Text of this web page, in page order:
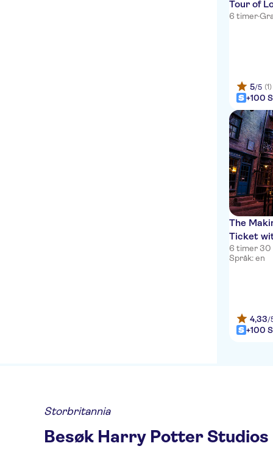
Tour of
6 timer·
5/5 (1)
+100
The
Ticket
6 timer
Språk: en
4,33/
+100
Storbritannia
Besøk Harry Potter